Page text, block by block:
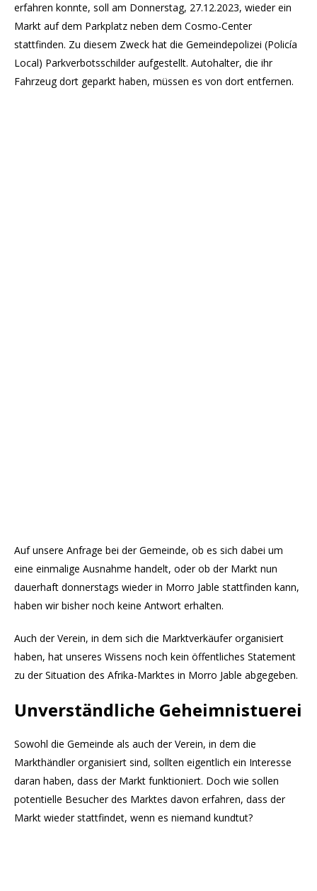
erfahren konnte, soll am Donnerstag, 27.12.2023, wieder ein
Markt auf dem Parkplatz neben dem Cosmo-Center
stattfinden. Zu diesem Zweck hat die Gemeindepolizei (Policía
Local) Parkverbotsschilder aufgestellt. Autohalter, die ihr
Fahrzeug dort geparkt haben, müssen es von dort entfernen.
Auf unsere Anfrage bei der Gemeinde, ob es sich dabei um
eine einmalige Ausnahme handelt, oder ob der Markt nun
dauerhaft donnerstags wieder in Morro Jable stattfinden kann,
haben wir bisher noch keine Antwort erhalten.
Auch der Verein, in dem sich die Marktverkäufer organisiert
haben, hat unseres Wissens noch kein öffentliches Statement
zu der Situation des Afrika-Marktes in Morro Jable abgegeben.
Unverständliche Geheimnistuerei
Sowohl die Gemeinde als auch der Verein, in dem die
Markthändler organisiert sind, sollten eigentlich ein Interesse
daran haben, dass der Markt funktioniert. Doch wie sollen
potentielle Besucher des Marktes davon erfahren, dass der
Markt wieder stattfindet, wenn es niemand kundtut?